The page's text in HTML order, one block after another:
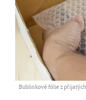
Bublinkové fólie z